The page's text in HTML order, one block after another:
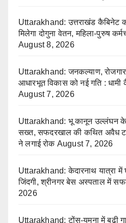
Uttarakhand: उत्तराखंड कैबिनेट
मिलेगा दोगुना वेतन, महिला-पुरुष
August 8, 2026
Uttarakhand: जनकल्याण,
आधारभूत विकास को नई गति :
August 7, 2026
Uttarakhand: भू कानून उल्लंघन के
सख्त, सफदरखाल की कथित अवैध
ने लगाई रोक August 7, 2026
Uttarakhand: केदारनाथ यात्रा में
जिंदगी, श्रीनगर बेस अस्पताल में
2026
Uttarakhand: टोंस-यमुना में बढ़ी